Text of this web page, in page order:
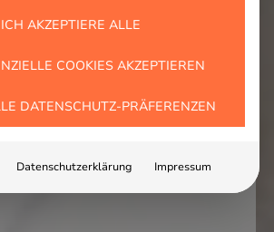
ICH AKZEPTIERE ALLE
COOKIES AKZEPTIEREN
DATENSCHUTZ-PRÄFERENZEN
Datenschutzerklärung Impressum